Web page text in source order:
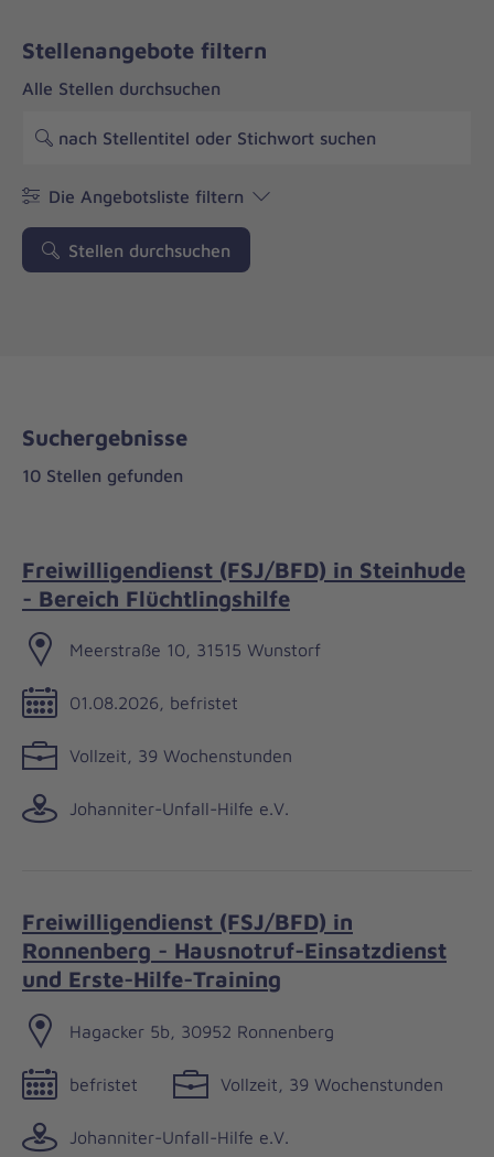
Stellenangebote filtern
Alle Stellen durchsuchen
Die Angebotsliste filtern
Stellen durchsuchen
Suchergebnisse
10 Stellen gefunden
Freiwilligendienst (FSJ/BFD) in Steinhude
- Bereich Flüchtlingshilfe
Meerstraße 10, 31515 Wunstorf
01.08.2026, befristet
Vollzeit, 39 Wochenstunden
Johanniter-Unfall-Hilfe e.V.
Freiwilligendienst (FSJ/BFD) in
Ronnenberg - Hausnotruf-Einsatzdienst
und Erste-Hilfe-Training
Hagacker 5b, 30952 Ronnenberg
befristet Vollzeit, 39 Wochenstunden
Johanniter-Unfall-Hilfe e.V.